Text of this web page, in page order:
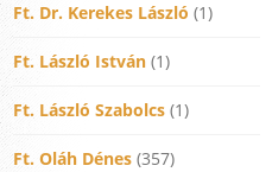
Ft. Dr. Kerekes László (1)
Ft. László István (1)
Ft. László Szabolcs (1)
Ft. Oláh Dénes (357)